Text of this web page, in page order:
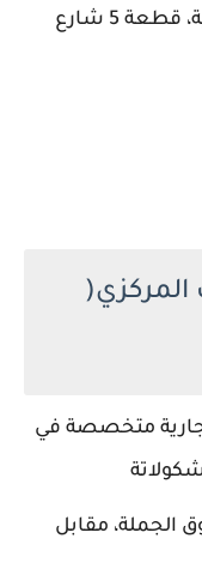
العنوان: مدينة صبحان الصناعية، قطعة 5 شارع
متخصصة في
الجملة، مقابل